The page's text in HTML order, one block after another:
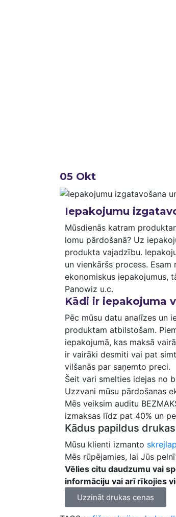
05 Okt
Iepakojumu
Mūsdienās katram
lomu pārdošanā? Uz
produkta vajadzību.
un vienkāršs process.
ekonomiskus iepakojumus,
Panowiz u.c.
Kādi ir iepakojuma
Pēc mūsu datu analīzes un
produktam atbilstošam.
iepakojumā, kas maksā
ir vairāki desmiti vai pat
vilšanās par saņemto preci.
Šeit vari smelties idejas no
Uzzvani mūsu pārdošanas
Mēs veiksim auditu
izmaksas līdz pat 40% un
Kādus papildus
Mūsu klienti izmanto
Mēs rūpējamies, lai Jūs
Vēlies citu daudzumu vai
informāciju vai arī rīkojies
Uzzināt drukas cenas